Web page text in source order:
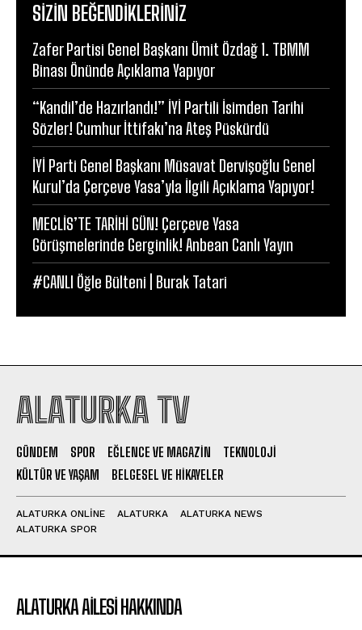
SIZIN BEĞENDIKLERINIZ
Zafer Partisi Genel Başkanı Ümit Özdağ 1. TBMM
Binası Önünde Açıklama Yapıyor
“Kandil’de Hazırlandı!” İYİ Partili İsimden Tarihi
Sözler! Cumhur İttifakı’na Ateş Püskürdü
İYİ Parti Genel Başkanı Müsavat Dervişoğlu Genel
Kurul’da Çerçeve Yasa’yla İlgili Açıklama Yapıyor!
MECLİS’TE TARİHİ GÜN! Çerçeve Yasa
Görüşmelerinde Gerginlik! Anbean Canlı Yayın
#CANLI Öğle Bülteni | Burak Tatari
ALATURKA TV
GÜNDEM SPOR EĞLENCE VE MAGAZIN
TEKNOLOJI
KÜLTÜR VE YAŞAM
BELGESEL VE HIKAYELER
ALATURKA ONLINE ALATURKA
ALATURKA NEWS
ALATURKA SPOR
ALATURKA AILESI HAKKINDA